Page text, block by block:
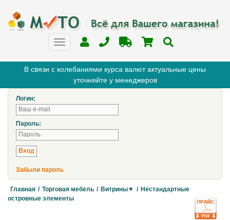
В связи с колебаниями курса валют актуальные цены
уточняйте у менеджеров
Логин:
Пароль:
Забыли пароль
Главная / Торговая мебель / Витрины▼ / Нестандартные
островные элементы